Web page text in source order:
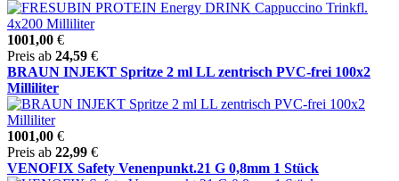
1001,00 €
Preis ab 24,59 €
BRAUN INJEKT Spritze 2 ml LL zentrisch PVC-frei 100x2
Milliliter
1001,00 €
Preis ab 22,99 €
VENOFIX Safety Venenpunkt.21 G 0,8mm 1 Stück